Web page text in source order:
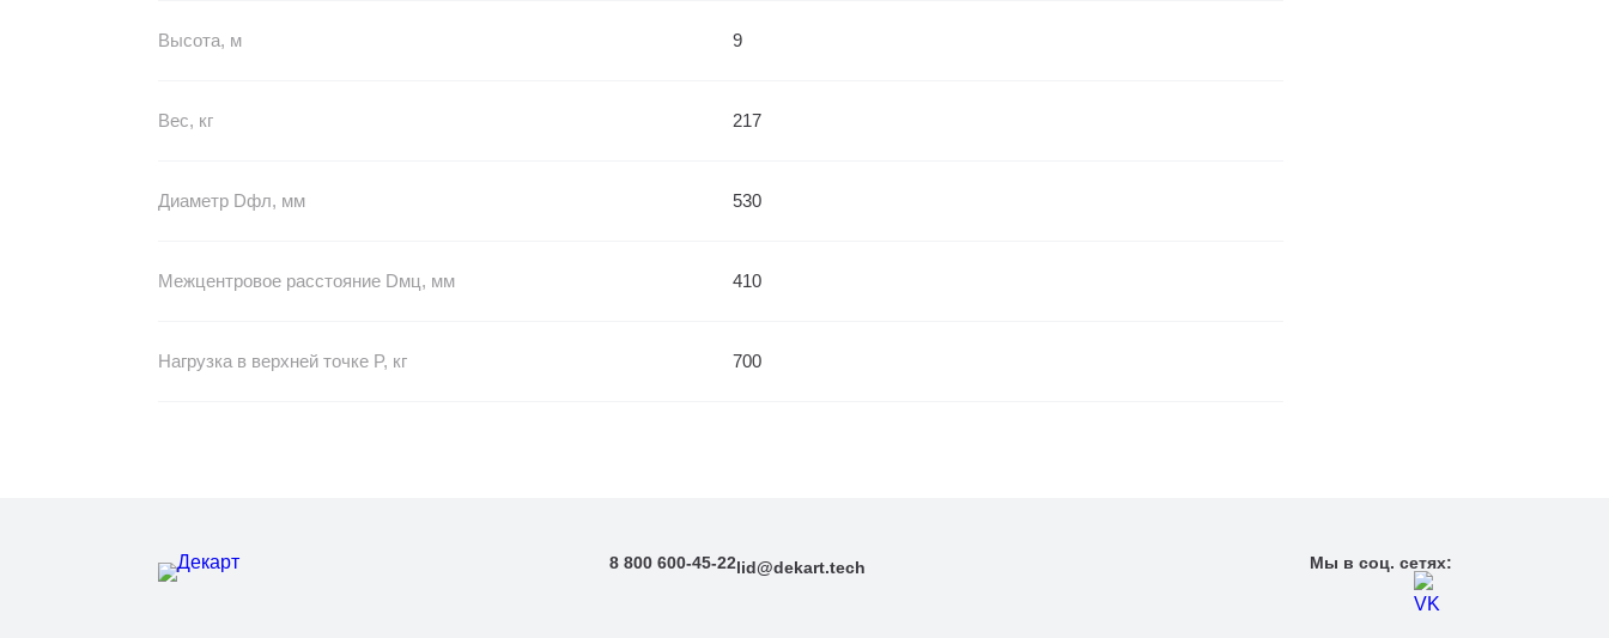
Высота, м 9
Вес, кг 217
Диаметр Dфл, мм 530
Межцентровое расстояние Dмц, мм 410
Нагрузка в верхней точке P, кг 700
8 800 600-45-22lid@dekart.tech Мы в соц. сетях: